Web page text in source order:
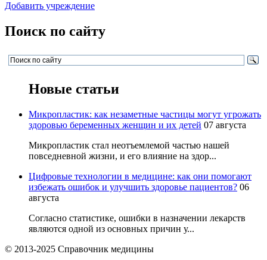
Добавить учреждение
Поиск по сайту
Новые статьи
Микропластик: как незаметные частицы могут угрожать
здоровью беременных женщин и их детей 07 августа
Микропластик стал неотъемлемой частью нашей
повседневной жизни, и его влияние на здор...
Цифровые технологии в медицине: как они помогают
избежать ошибок и улучшить здоровье пациентов? 06
августа
Согласно статистике, ошибки в назначении лекарств
являются одной из основных причин у...
© 2013-2025 Справочник медицины